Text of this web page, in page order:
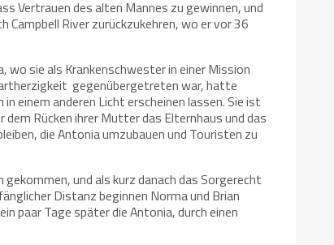
Vertrauen des alten Mannes zu gewinnen, und
Campbell River zurückzukehren, wo er vor 36
wo sie als Krankenschwester in einer Mission
gegenübergetreten war, hatte
einem anderen Licht erscheinen lassen. Sie ist
Rücken ihrer Mutter das Elternhaus und das
die Antonia umzubauen und Touristen zu
und als kurz danach das Sorgerecht
Distanz beginnen Norma und Brian
paar Tage später die Antonia, durch einen